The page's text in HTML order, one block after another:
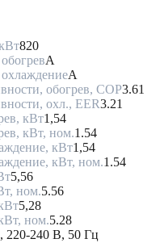
820
A
A
обогрев, COP3.61
охл., EER3.21
кВт1,54
кВт, ном.1.54
кВт1,54
кВт, ном.1.54
5,56
ном.5.56
5,28
ном.5.28
220-240 В, 50 Гц